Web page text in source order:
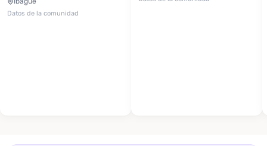
Datos de la comunidad